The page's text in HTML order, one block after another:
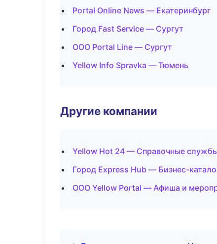
Portal Online News — Екатеринбург
Город Fast Service — Сургут
ООО Portal Line — Сургут
Yellow Info Spravka — Тюмень
Другие компании
Yellow Hot 24 — Справочные
Город Express Hub — Бизнес-
ООО Yellow Portal — Афиша и